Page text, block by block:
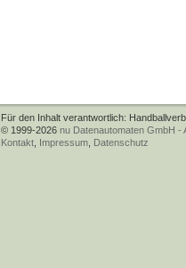
Für den Inhalt verantwortlich:
© 1999-2026 nu Datenautomaten GmbH -
Kontakt Impressum Datenschutz